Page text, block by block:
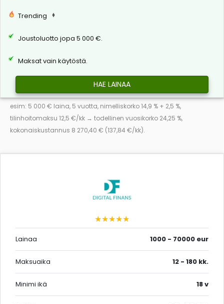
Trending
Joustoluotto jopa 5 000 €.
Maksat vain käytöstä.
HAE LAINAA
esim: 5 000 € laina, 5 vuotta, nimelliskorko 14,9 % + 2,5 %,
tilinhoitomaksu 12,5 €/kk → todellinen vuosikorko 24,25 %,
kokonaiskustannus 8 270,40 € (137,84 €/kk).
★★★★★
Lainaa 1000 - 70000 eur
Maksuaika 12 - 180 kk.
Minimi ikä 18 v